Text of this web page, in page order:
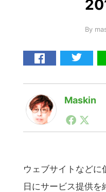
By
Maskin
1990年代初
る。シリコ
ウェブサイトなど
日にサービス提供を